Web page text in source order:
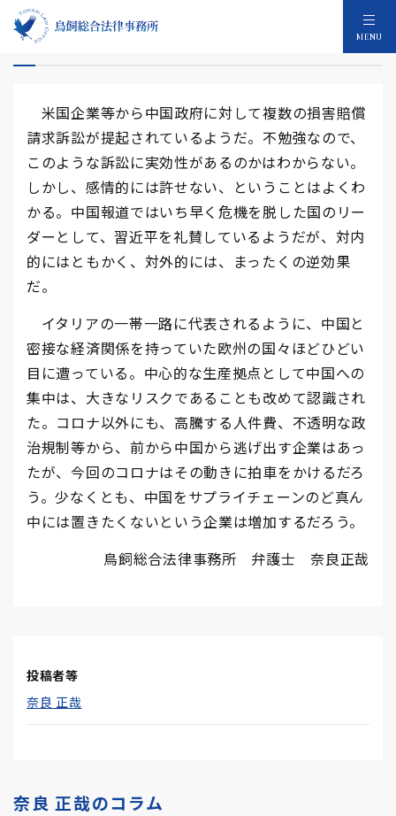
MENU
中国経済高度成長終わりの始まり
米国企業等から中国政府に対して複数の損害賠償
請求訴訟が提起されているようだ。不勉強なので、
このような訴訟に実効性があるのかはわからない。
しかし、感情的には許せない、ということはよくわ
かる。中国報道ではいち早く危機を脱した国のリー
ダーとして、習近平を礼賛しているようだが、対内
的にはともかく、対外的には、まったくの逆効果
だ。
イタリアの一帯一路に代表されるように、中国と
密接な経済関係を持っていた欧州の国々ほどひどい
目に遭っている。中心的な生産拠点として中国への
集中は、大きなリスクであることも改めて認識され
た。コロナ以外にも、高騰する人件費、不透明な政
治規制等から、前から中国から逃げ出す企業はあっ
たが、今回のコロナはその動きに拍車をかけるだろ
う。少なくとも、中国をサプライチェーンのど真ん
中には置きたくないという企業は増加するだろう。
鳥飼総合法律事務所 弁護士 奈良正哉
投稿者等
奈良 正哉
奈良 正哉のコラム